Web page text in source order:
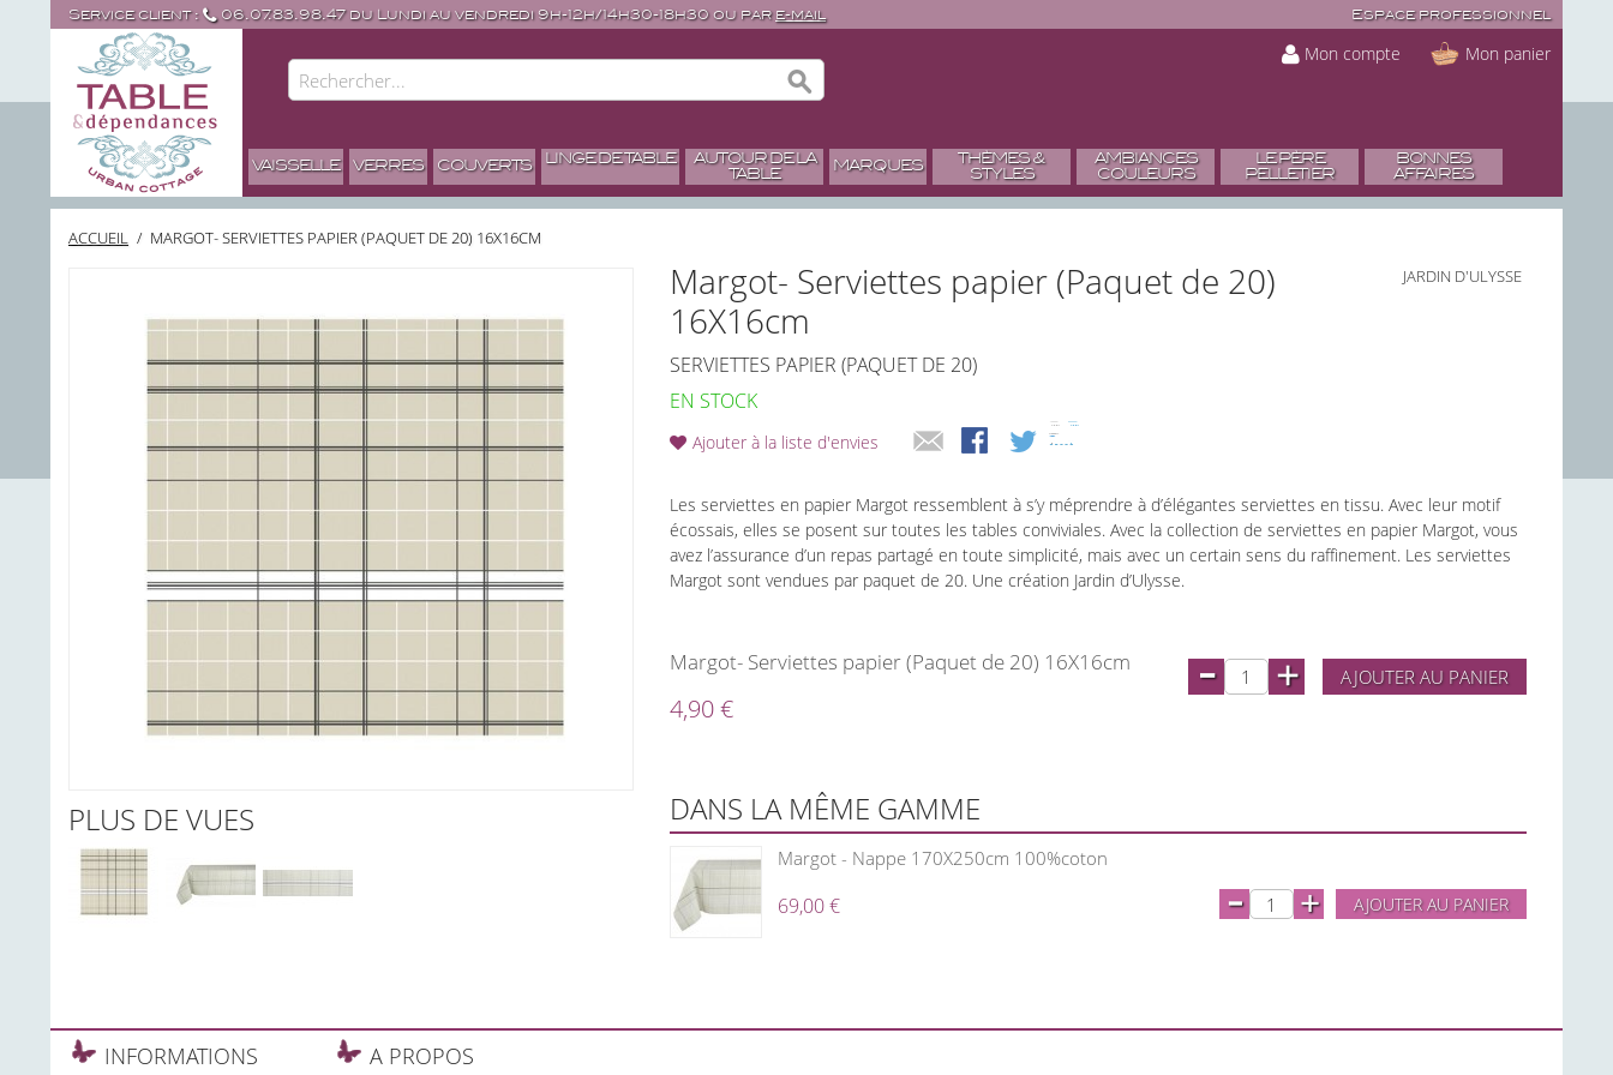
Service client : 06.07.83.98.47 du Lundi au vendredi 9h-12h/14h30-18h30 ou par e-mail Espace professionnel
Mon compte Mon panier
VAISSELLE VERRES COUVERTS LINGE DE TABLE
AUTOUR DE LA
TABLE
MARQUES
THÈMES &
STYLES
AMBIANCES
COULEURS
LE PÈRE
PELLETIER
BONNES
AFFAIRES
ACCUEIL / MARGOT- SERVIETTES PAPIER (PAQUET DE 20) 16X16CM
PLUS DE VUES
Margot- Serviettes papier (Paquet de 20)
16X16cm
SERVIETTES PAPIER (PAQUET DE 20)
JARDIN D'ULYSSE
EN STOCK
Ajouter à la liste d'envies
Les serviettes en papier Margot ressemblent à s’y méprendre à d’élégantes serviettes en tissu. Avec leur motif
écossais, elles se posent sur toutes les tables conviviales. Avec la collection de serviettes en papier Margot, vous
avez l’assurance d’un repas partagé en toute simplicité, mais avec un certain sens du raffinement. Les serviettes
Margot sont vendues par paquet de 20. Une création Jardin d’Ulysse.
Margot- Serviettes papier (Paquet de 20) 16X16cm
AJOUTER AU PANIER
- +
4,90 €
DANS LA MÊME GAMME
Margot - Nappe 170X250cm 100%coton
69,00 € AJOUTER AU PANIER
- +
INFORMATIONS A PROPOS